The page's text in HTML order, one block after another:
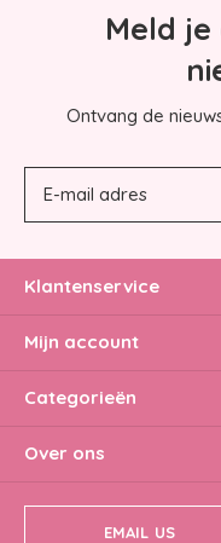
Meld
Ontvang de
Klantenservice
Mijn account
Categorieën
Over ons
EMAIL US